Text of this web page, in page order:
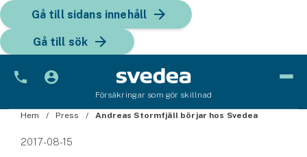
Gå till sidans innehåll
Gå till sök
Försäkringar som gör skillnad
Bil
Bilförsäkring
Hem Press Andreas Stormfjäll börjar hos Svedea
2017-08-15